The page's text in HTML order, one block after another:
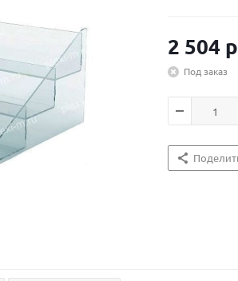
2 504
Под заказ